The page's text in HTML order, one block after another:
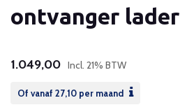
ontvanger lader
1.049,00 Incl. 21% BTW
Of vanaf 27,10 per maand